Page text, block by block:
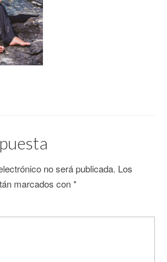
no será publicada. Los
marcados con*